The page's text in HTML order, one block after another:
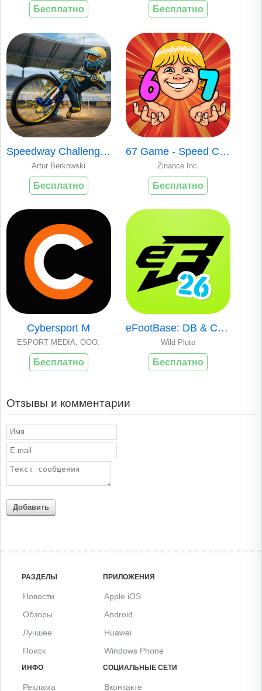
Бесплатно Бесплатно
Speedway Challenge 2026
Artur Berkowski
Бесплатно
67 Game - Speed Challenge
Zinance Inc.
Бесплатно
Cybersport M
ESPORT MEDIA, OOO.
Бесплатно
eFootBase: DB & Community
Wild Pluto
Бесплатно
Отзывы и комментарии
Добавить
РАЗДЕЛЫ
Новости
Обзоры
Лучшее
Поиск
ПРИЛОЖЕНИЯ
Apple iOS
Android
Huawei
Windows Phone
ИНФО
Реклама
СОЦИАЛЬНЫЕ СЕТИ
Вконтакте